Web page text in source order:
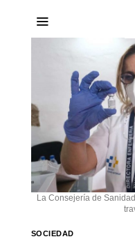
La Consejería de
SOCIEDAD